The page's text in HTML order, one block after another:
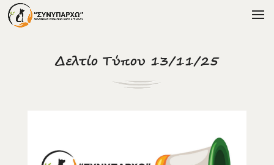
Δελτίο Τύπου 13/11/25